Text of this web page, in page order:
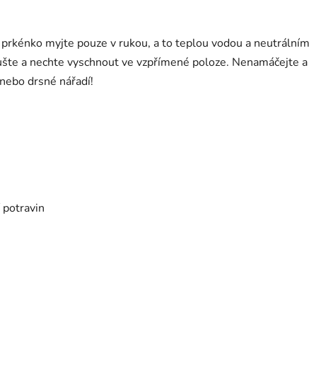
myjte pouze v rukou, a to teplou vodou a neutrálním
a nechte vyschnout ve vzpřímené poloze. Nenamáčejte a
drsné nářadí!
potravin